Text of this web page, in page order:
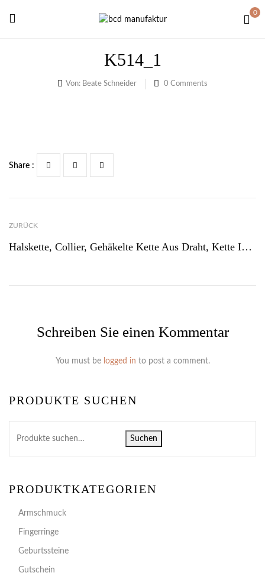
0
K514_1
Von: Beate Schneider 0 Comments
PRODUKTE SUCHEN
Suchen
PRODUKTKATEGORIEN
Armschmuck
Fingerringe
Geburtssteine
Gutschein
Share :
ZURÜCK
Halskette, Collier, Gehäkelte Kette Aus Draht, Kette In Anthrazit Und Perlen
Schreiben Sie einen Kommentar
You must be logged in to post a comment.